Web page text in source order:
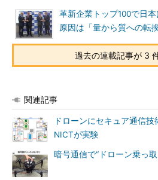
革新企業トップ100で日本
原因は「量から質への転換
過去の連載記事が 3
関連記事
ドローンにセキュア通信技
NICTが実験
暗号通信で“ドローン乗っ